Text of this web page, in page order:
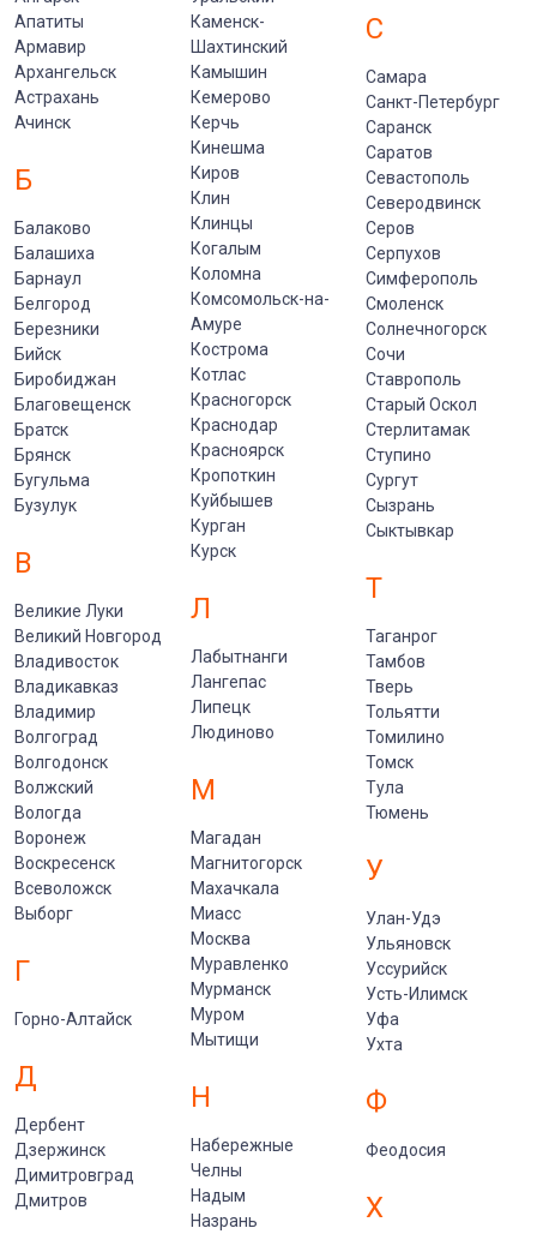
Апатиты
Армавир
Архангельск
Астрахань
Ачинск
Б
Балаково
Балашиха
Барнаул
Белгород
Березники
Бийск
Биробиджан
Благовещенск
Братск
Брянск
Бугульма
Бузулук
В
Великие Луки
Великий Новгород
Владивосток
Владикавказ
Владимир
Волгоград
Волгодонск
Волжский
Вологда
Воронеж
Воскресенск
Всеволожск
Выборг
Г
Горно-Алтайск
Д
Дербент
Дзержинск
Димитровград
Дмитров
Каменск-
Шахтинский
Камышин
Кемерово
Керчь
Кинешма
Киров
Клин
Клинцы
Когалым
Коломна
Комсомольск-на-
Амуре
Кострома
Котлас
Красногорск
Краснодар
Красноярск
Кропоткин
Куйбышев
Курган
Курск
Л
Лабытнанги
Лангепас
Липецк
Людиново
М
Магадан
Магнитогорск
Махачкала
Миасс
Москва
Муравленко
Мурманск
Муром
Мытищи
Н
Набережные
Челны
Надым
Назрань
С
Самара
Санкт-Петербург
Саранск
Саратов
Севастополь
Северодвинск
Серов
Серпухов
Симферополь
Смоленск
Солнечногорск
Сочи
Ставрополь
Старый Оскол
Стерлитамак
Ступино
Сургут
Сызрань
Сыктывкар
Т
Таганрог
Тамбов
Тверь
Тольятти
Томилино
Томск
Тула
Тюмень
У
Улан-Удэ
Ульяновск
Уссурийск
Усть-Илимск
Уфа
Ухта
Ф
Феодосия
Х